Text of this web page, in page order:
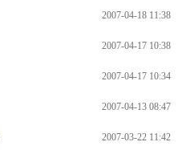
2007-04-18 11:38
2007-04-17 10:38
2007-04-17 10:34
2007-04-13 08:47
2007-03-22 11:42